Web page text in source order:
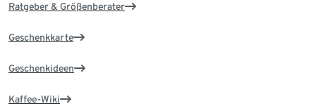
Ratgeber & Größenberater
Geschenkkarte
Geschenkideen
Kaffee-Wiki